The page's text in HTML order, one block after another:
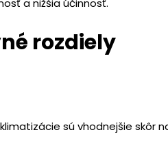
rozdiely
sú vhodnejšie skôr